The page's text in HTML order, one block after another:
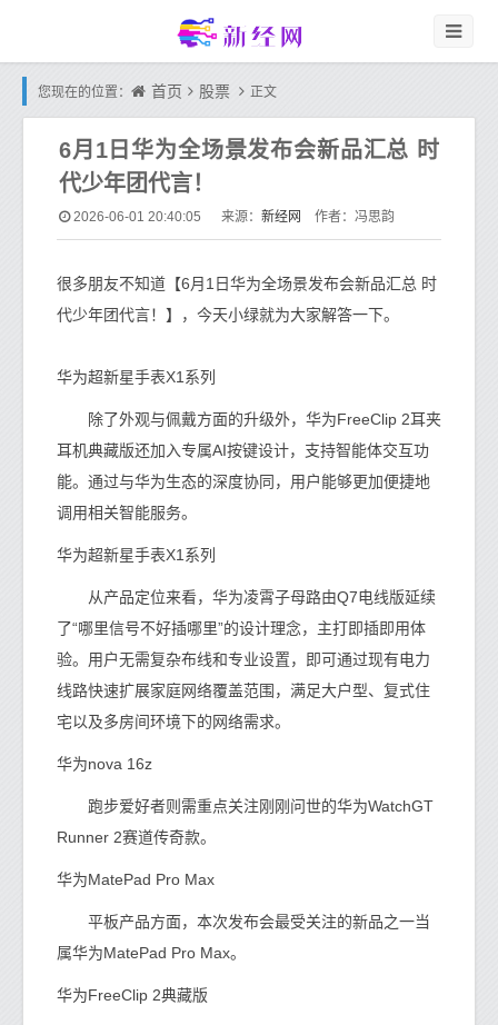
您现在的位置： 首页 股票 正文
6月1日华为全场景发布会新品汇总 时
代少年团代言！
2026-06-01 20:40:05 来源： 新经网 作者：冯思韵
很多朋友不知道【6月1日华为全场景发布会新品汇总 时
代少年团代言！】，今天小绿就为大家解答一下。
华为超新星手表X1系列
除了外观与佩戴方面的升级外，华为FreeClip 2耳夹
耳机典藏版还加入专属AI按键设计，支持智能体交互功
能。通过与华为生态的深度协同，用户能够更加便捷地
调用相关智能服务。
华为超新星手表X1系列
从产品定位来看，华为凌霄子母路由Q7电线版延续
了“哪里信号不好插哪里”的设计理念，主打即插即用体
验。用户无需复杂布线和专业设置，即可通过现有电力
线路快速扩展家庭网络覆盖范围，满足大户型、复式住
宅以及多房间环境下的网络需求。
华为nova 16z
跑步爱好者则需重点关注刚刚问世的华为WatchGT
Runner 2赛道传奇款。
华为MatePad Pro Max
平板产品方面，本次发布会最受关注的新品之一当
属华为MatePad Pro Max。
华为FreeClip 2典藏版